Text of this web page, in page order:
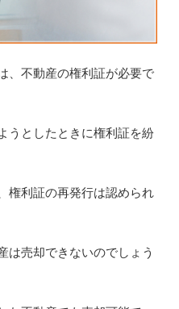
、不動産の権利証が必要で
うとしたときに権利証を紛
権利証の再発行は認められ
は売却できないのでしょう